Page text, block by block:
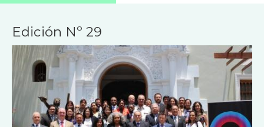
Edición Nº 29